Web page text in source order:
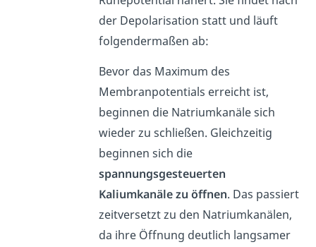
der Depolarisation statt und läuft
folgendermaßen ab:
Bevor das Maximum des
Membranpotentials erreicht ist,
beginnen die Natriumkanäle sich
wieder zu schließen. Gleichzeitig
beginnen sich die
spannungsgesteuerten
Kaliumkanäle zu öffnen. Das passiert
zeitversetzt zu den Natriumkanälen,
da ihre Öffnung deutlich langsamer